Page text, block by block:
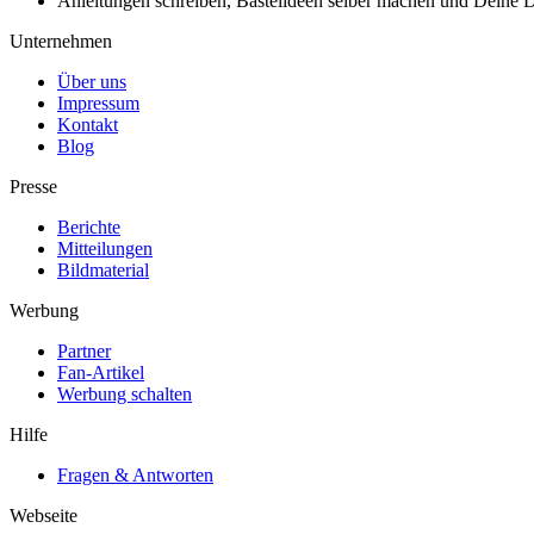
Unternehmen
Über uns
Impressum
Kontakt
Blog
Presse
Berichte
Mitteilungen
Bildmaterial
Werbung
Partner
Fan-Artikel
Werbung schalten
Hilfe
Fragen & Antworten
Webseite